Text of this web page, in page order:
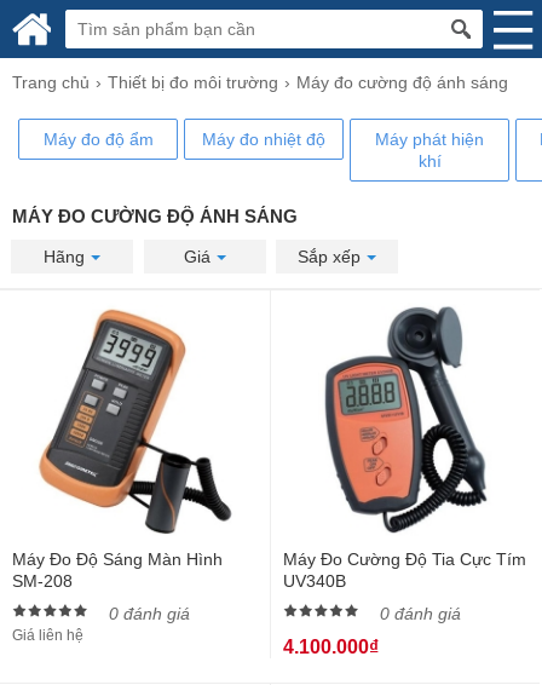
Trang chủ Thiết bị đo môi trường Máy đo cường độ ánh sáng
Máy đo độ ẩm ​Máy đo nhiệt độ
Máy phát hiện
khí
MÁY ĐO CƯỜNG ĐỘ ÁNH SÁNG
Hãng Giá Sắp xếp
Máy Đo Độ Sáng Màn Hình
SM-208
0 đánh giá
Giá liên hệ
Máy Đo Cường Độ Tia Cực Tím
UV340B
0 đánh giá
4.100.000₫